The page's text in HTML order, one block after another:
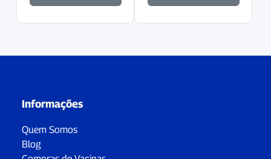
Informações
Quem Somos
Blog